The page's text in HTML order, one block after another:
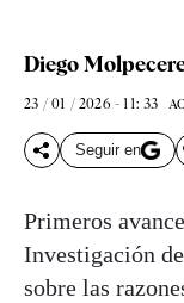
Diego
23 / 01 / 2026 - 11: 33
Seguir en
Primeros
Investigación
sobre las